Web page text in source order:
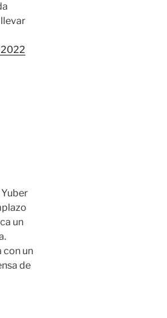
un
con un
de